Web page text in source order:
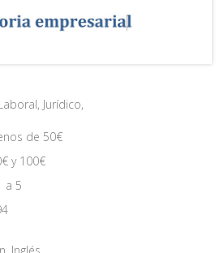
, Jurídico,
de 50€
y 100€
a 5